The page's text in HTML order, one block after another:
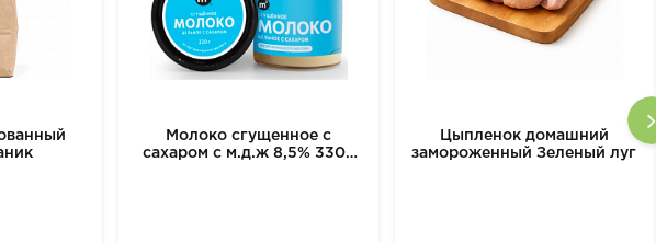
Молоко сгущенное с
сахаром с м.д.ж 8,5% 330г
Цыпленок домашний
замороженный Зеленый луг